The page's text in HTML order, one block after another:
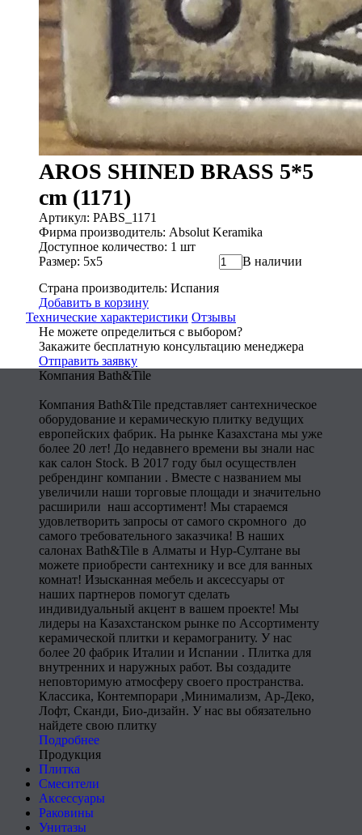
AROS SHINED BRASS 5*5
cm (1171)
Артикул: PABS_1171
Фирма производитель: Absolut Keramika
Доступное количество: 1 шт
Размер: 5x5
Страна производитель: Испания
В наличии
Добавить в корзину
Технические характеристики Отзывы
Не можете определиться с выбором?
Закажите бесплатную консультацию менеджера
Отправить заявку
Компания Bath&Tile
Компания Bath&Tile представляет сантехническое
оборудование и керамическую плитку ведущих
европейских фабрик. На рынке Казахстана мы уже
более 20 лет! До недавнего времени вы знали нас
как салон Stock. В 2017 году был осуществлен
ребрендинг компании . Вместе с названием мы
увеличили наши торговые площади и значительно
расширили наш ассортимент! Мы стараемся
удовлетворить запросы от самого скромного до
самого требовательного заказчика! В наших
салонах Bath&Tile в Алматы и Нур-Султане вы
можете приобрести сантехнику и все для ванных
комнат! Изысканная мебель и аксессуары от
наших партнеров помогут сделать
индивидуальный акцент в вашем проекте! Мы
лидеры на Казахстанском рынке по Ассортименту
керамической плитки и керамограниту. У нас
более 20 фабрик Италии и Испании . Плитка для
внутренних и наружных работ. Вы создадите
неповторимую атмосферу своего пространства.
Классика, Контемпорари ,Минимализм, Ар-Деко,
Лофт, Сканди, Био-дизайн. У нас вы обязательно
найдете свою плитку
Подробнее
Продукция
Плитка
Смесители
Аксессуары
Раковины
Унитазы